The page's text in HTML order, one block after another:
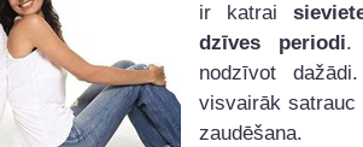
ir katrai
dzīves periodi.
nodzīvot
visvairāk satrauc
zaudēšana.